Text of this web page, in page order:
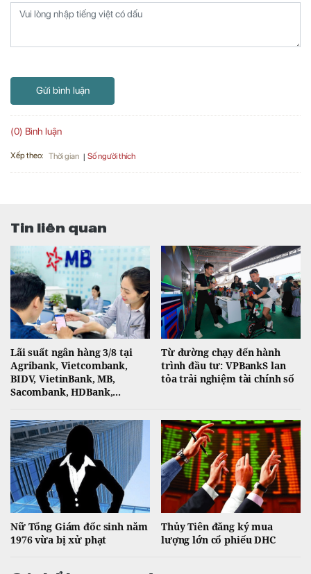
Gửi bình luận
(0) Bình luận
Xếp theo: Thời gian Số người thích
Tin liên quan
Lãi suất ngân hàng 3/8 tại
Agribank, Vietcombank,
BIDV, VietinBank, MB,
Sacombank, HDBank,...
Từ đường chạy đến hành
trình đầu tư: VPBankS lan
tỏa trải nghiệm tài chính số
Nữ Tổng Giám đốc sinh năm
1976 vừa bị xử phạt
Thủy Tiên đăng ký mua
lượng lớn cổ phiếu DHC